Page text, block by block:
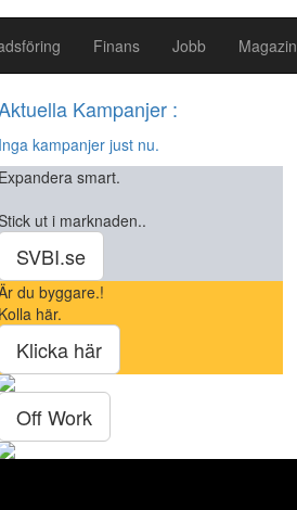
Finans Jobb Magazin
Kampanjer :
Inga kampanjer just nu.
Expandera smart.
ut i marknaden..
SVBI.se
du byggare.!
Kolla här.
Klicka här
Off Work